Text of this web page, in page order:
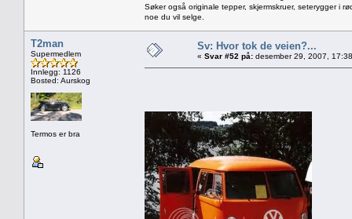
Søker også originale tepper, skjermskruer, seterygger i
noe du vil selge.
T2man
Supermedlem
Innlegg: 1126
Bosted: Aurskog
Termos er bra
Sv: Hvor tok de veien?...
« Svar #52 på: desember 29, 2007,